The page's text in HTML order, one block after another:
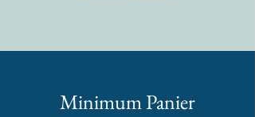
Minimum Panier